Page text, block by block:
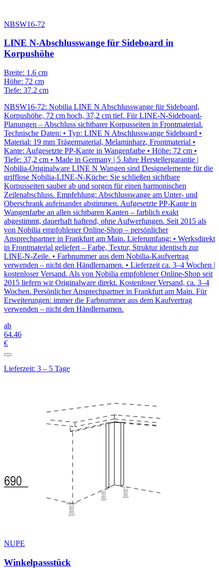
NBSW16-72
LINE N-Abschlusswange für Sideboard in
Korpushöhe
Breite: 1.6 cm
Höhe: 72 cm
Tiefe: 37.2 cm
NBSW16-72: Nobilia LINE N Abschlusswange für Sideboard,
Korpushöhe, 72 cm hoch, 37,2 cm tief. Für LINE-N-Sideboard-
Planungen – Abschluss sichtbarer Korpusseiten in Frontmaterial.
Technische Daten: • Typ: LINE N Abschlusswange Sideboard •
Material: 19 mm Trägermaterial, Melaminharz, Frontmaterial •
Kante: Aufgesetzte PP-Kante in Wangenfarbe • Höhe: 72 cm •
Tiefe: 37,2 cm • Made in Germany | 5 Jahre Herstellergarantie |
Nobilia-Originalware LINE N Wangen sind Designelemente für die
grifflose Nobilia-LINE-N-Küche: Sie schließen sichtbare
Korpusseiten sauber ab und sorgen für einen harmonischen
Zeilenabschluss. Empfehlung: Abschlusswange am Unter- und
Oberschrank aufeinander abstimmen. Aufgesetzte PP-Kante in
Wangenfarbe an allen sichtbaren Kanten – farblich exakt
abgestimmt, dauerhaft haftend, ohne Aufwerfungen. Seit 2015 als
von Nobilia empfohlener Online-Shop – persönlicher
Ansprechpartner in Frankfurt am Main. Lieferumfang: • Werksdirekt
in Frontmaterial geliefert – Farbe, Textur, Struktur identisch zur
LINE-N-Zeile. • Farbnummer aus dem Nobilia-Kaufvertrag
verwenden – nicht den Händlernamen. • Lieferzeit ca. 3–4 Wochen |
kostenloser Versand. Als von Nobilia empfohlener Online-Shop seit
2015 liefern wir Originalware direkt. Kostenloser Versand, ca. 3–4
Wochen. Persönlicher Ansprechpartner in Frankfurt am Main. Für
Erweiterungen: immer die Farbnummer aus dem Kaufvertrag
verwenden – nicht den Händlernamen.
ab
64.46
€
Lieferzeit: 3 – 5 Tage
NUPE
Winkelpassstück